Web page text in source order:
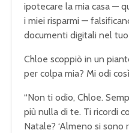
ipotecare la mia casa —
i miei risparmi —
documenti digitali nel tuo
Chloe scoppiò in un
per colpa mia? Mi odi
“Non ti odio, Chloe.
più nulla di te. Ti ricordi
Natale? ‘Almeno si sono